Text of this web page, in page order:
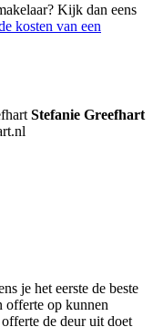
Kijk dan eens
kosten van een
Stefanie Greefhart
je het eerste de beste
offerte op kunnen
de deur uit doet